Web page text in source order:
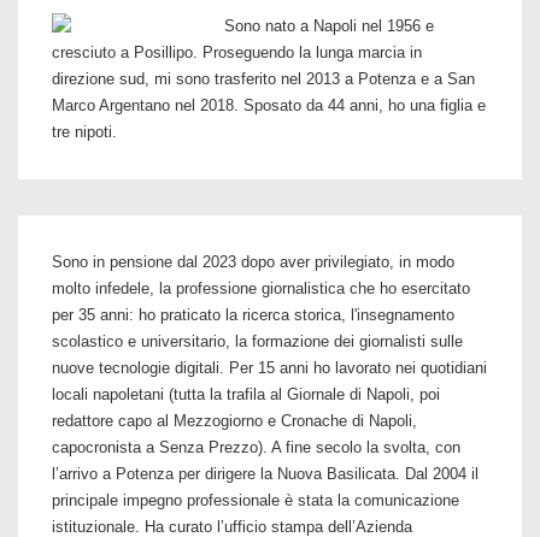
Di
Maio
Sono nato a Napoli nel 1956 e
cresciuto a Posillipo. Proseguendo la lunga marcia in
direzione sud, mi sono trasferito nel 2013 a Potenza e a San
Marco Argentano nel 2018. Sposato da 44 anni, ho una figlia e
tre nipoti.
Sono in pensione dal 2023 dopo aver privilegiato, in modo
molto infedele, la professione giornalistica che ho esercitato
per 35 anni: ho praticato la ricerca storica, l'insegnamento
scolastico e universitario, la formazione dei giornalisti sulle
nuove tecnologie digitali. Per 15 anni ho lavorato nei quotidiani
locali napoletani (tutta la trafila al Giornale di Napoli, poi
redattore capo al Mezzogiorno e Cronache di Napoli,
capocronista a Senza Prezzo). A fine secolo la svolta, con
l’arrivo a Potenza per dirigere la Nuova Basilicata. Dal 2004 il
principale impegno professionale è stata la comunicazione
istituzionale. Ha curato l’ufficio stampa dell’Azienda